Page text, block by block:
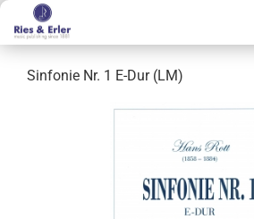
Sinfonie Nr. 1 E-Dur (LM)